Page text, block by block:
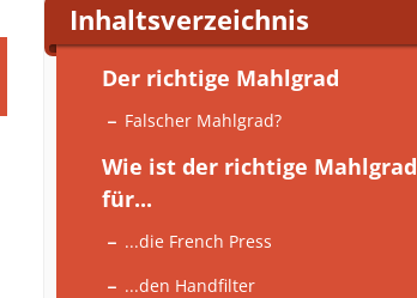
Inhaltsverzeichnis
Der richtige Mahlgrad
Falscher Mahlgrad?
Wie ist der richtige Mahlgrad
für...
...die French Press
...den Handfilter